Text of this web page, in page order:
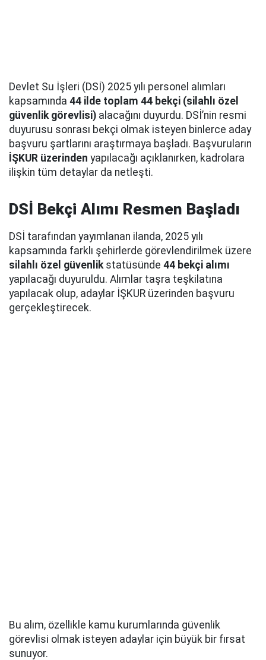
Devlet Su İşleri (DSİ) 2025 yılı personel alımları
kapsamında 44 ilde toplam 44 bekçi (silahlı özel
güvenlik görevlisi) alacağını duyurdu. DSİ’nin resmi
duyurusu sonrası bekçi olmak isteyen binlerce aday
başvuru şartlarını araştırmaya başladı. Başvuruların
İŞKUR üzerinden yapılacağı açıklanırken, kadrolara
ilişkin tüm detaylar da netleşti.
DSİ Bekçi Alımı Resmen Başladı
DSİ tarafından yayımlanan ilanda, 2025 yılı
kapsamında farklı şehirlerde görevlendirilmek üzere
silahlı özel güvenlikstatüsünde 44 bekçi alımı
yapılacağı duyuruldu. Alımlar taşra teşkilatına
yapılacak olup, adaylar İŞKUR üzerinden başvuru
gerçekleştirecek.
Bu alım, özellikle kamu kurumlarında güvenlik
görevlisi olmak isteyen adaylar için büyük bir fırsat
sunuyor.